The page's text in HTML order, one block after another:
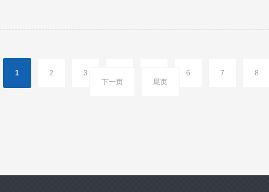
1 2 3 6 7
8
下一页
尾页